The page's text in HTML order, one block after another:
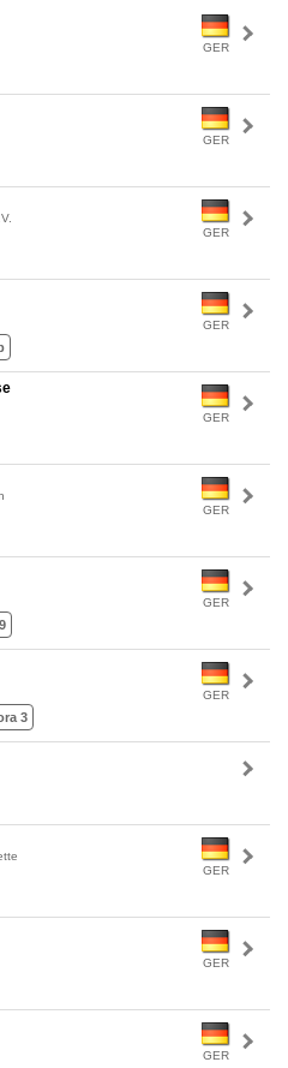
GER
GER
GER
GER
GER
GER
GER
GER
3
GER
GER
GER